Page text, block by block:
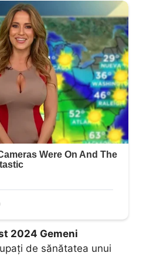
2024 Gemeni
de sănătatea unui